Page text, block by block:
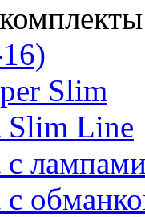
Slim
Line